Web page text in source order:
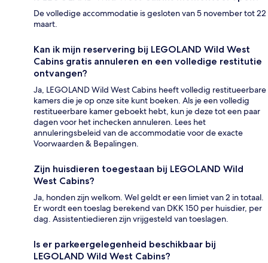
De volledige accommodatie is gesloten van 5 november tot 22
maart.
Kan ik mijn reservering bij LEGOLAND Wild West
Cabins gratis annuleren en een volledige restitutie
ontvangen?
Ja, LEGOLAND Wild West Cabins heeft volledig restitueerbare
kamers die je op onze site kunt boeken. Als je een volledig
restitueerbare kamer geboekt hebt, kun je deze tot een paar
dagen voor het inchecken annuleren. Lees het
annuleringsbeleid van de accommodatie voor de exacte
Voorwaarden & Bepalingen.
Zijn huisdieren toegestaan bij LEGOLAND Wild
West Cabins?
Ja, honden zijn welkom. Wel geldt er een limiet van 2 in totaal.
Er wordt een toeslag berekend van DKK 150 per huisdier, per
dag. Assistentiedieren zijn vrijgesteld van toeslagen.
Is er parkeergelegenheid beschikbaar bij
LEGOLAND Wild West Cabins?